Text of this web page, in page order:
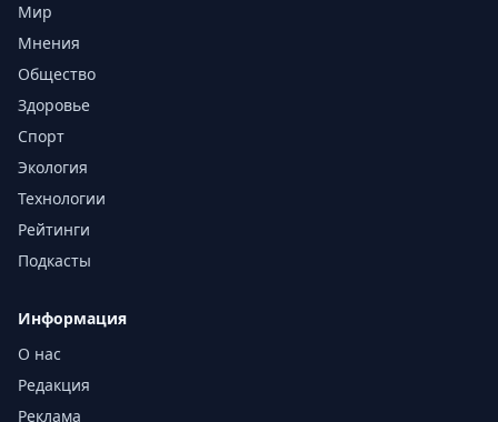
Мир
Мнения
Общество
Здоровье
Спорт
Экология
Технологии
Рейтинги
Подкасты
Информация
О нас
Редакция
Реклама